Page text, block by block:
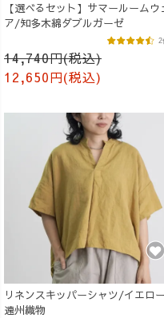
【選べるセット】サマールームウ
ア/知多木綿ダブルガーゼ
14,740円(税込)
12,650円(税込)
2
リネンスキッパーシャツ/イエロ
遠州織物